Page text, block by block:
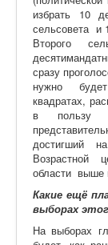
избрать 10
сельсовета и
Второго
сразу
нужно
квадратах,
в пользу
достигший
Возрастной
области выше
Какие ещё
выборах
На выборах